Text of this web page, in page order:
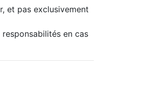
et pas exclusivement
en cas